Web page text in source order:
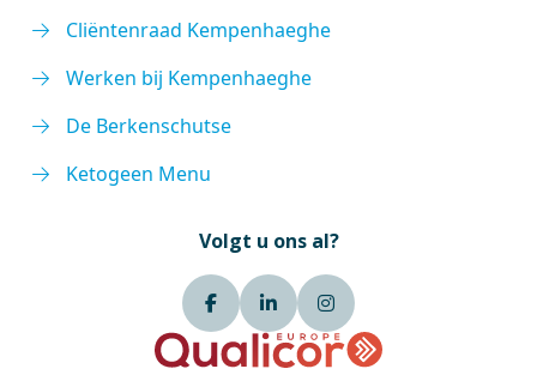
Cliëntenraad Kempenhaeghe
Werken bij Kempenhaeghe
De Berkenschutse
Ketogeen Menu
Volgt u ons al?